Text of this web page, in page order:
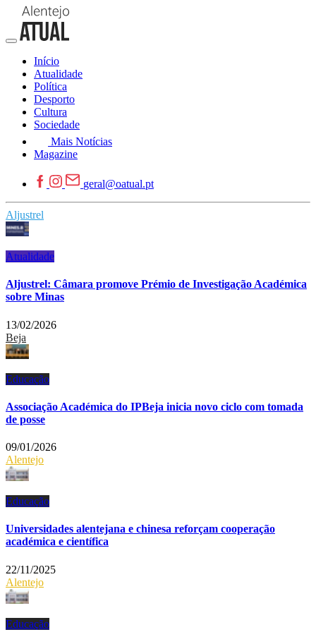
Início
Atualidade
Política
Desporto
Cultura
Sociedade
Mais Notícias
Magazine
geral@oatual.pt
Aljustrel
Atualidade
Aljustrel: Câmara promove Prémio de Investigação Académica
sobre Minas
13/02/2026
Beja
Educação
Associação Académica do IPBeja inicia novo ciclo com tomada
de posse
09/01/2026
Alentejo
Educação
Universidades alentejana e chinesa reforçam cooperação
académica e científica
22/11/2025
Alentejo
Educação